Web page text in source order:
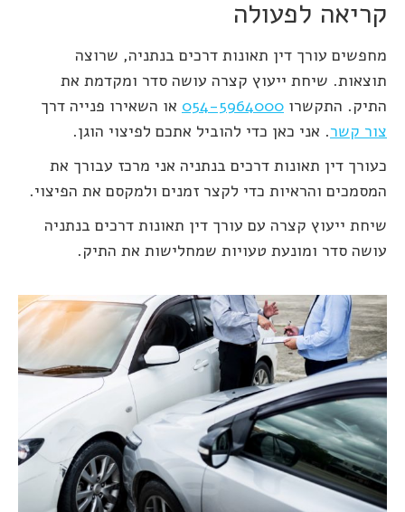
קריאה לפעולה
מחפשים עורך דין תאונות דרכים בנתניה, שרוצה
תוצאות. שיחת ייעוץ קצרה עושה סדר ומקדמת את
התיק. התקשרו 054-5964000 או השאירו פנייה דרך
צור קשר. אני כאן כדי להוביל אתכם לפיצוי הוגן.
כעורך דין תאונות דרכים בנתניה אני מרכז עבורך את
המסמכים והראיות כדי לקצר זמנים ולמקסם את הפיצוי.
שיחת ייעוץ קצרה עם עורך דין תאונות דרכים בנתניה
עושה סדר ומונעת טעויות שמחלישות את התיק.